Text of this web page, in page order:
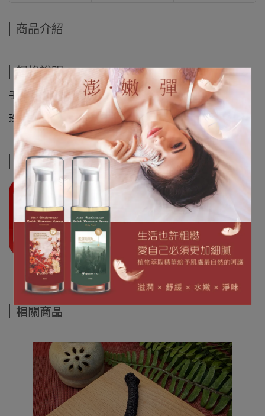
商品介紹
規格說明
手圍約15CM
珠子約8mm
運送方式
相關商品